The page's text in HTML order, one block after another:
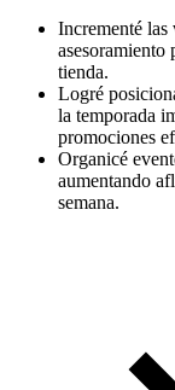
Incrementé las
asesoramiento
tienda.
Logré
la temporada
promociones
Organicé
aumentando
semana.